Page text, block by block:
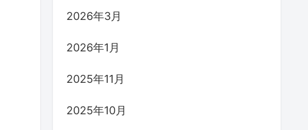
2026年3月
2026年1月
2025年11月
2025年10月